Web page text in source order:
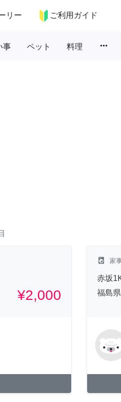
リー ご利用ガイド
事 ペット 料理 more_horiz
¥2,000
local_laundry_service 家
赤坂
福島県